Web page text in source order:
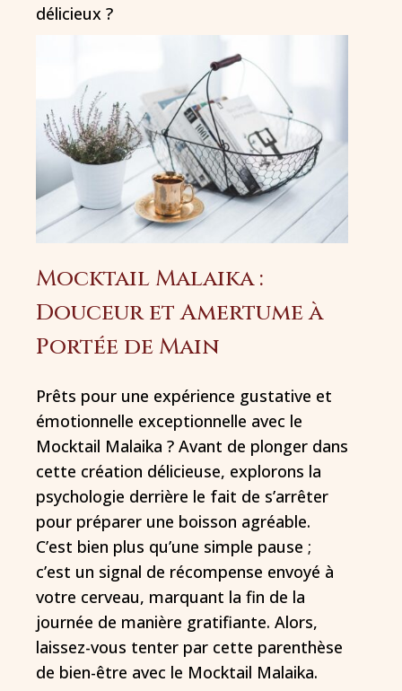
délicieux ?
Mocktail Malaika :
Douceur et Amertume à
Portée de Main
Prêts pour une expérience gustative et
émotionnelle exceptionnelle avec le
Mocktail Malaika ? Avant de plonger dans
cette création délicieuse, explorons la
psychologie derrière le fait de s’arrêter
pour préparer une boisson agréable.
C’est bien plus qu’une simple pause ;
c’est un signal de récompense envoyé à
votre cerveau, marquant la fin de la
journée de manière gratifiante. Alors,
laissez-vous tenter par cette parenthèse
de bien-être avec le Mocktail Malaika.